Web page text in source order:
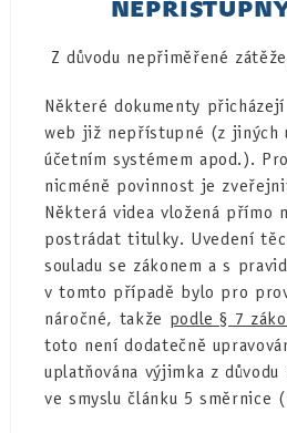
Z důvodu nepřiměřené
Některé dokumenty
web již nepřístupné (z jiných
účetním systémem apod.).
nicméně povinnost je
Některá videa vložená přímo
postrádat titulky. Uvedení
souladu se zákonem a s
v tomto případě bylo pro
náročné, takže podle § 7
toto není dodatečně
uplatňována výjimka z
ve smyslu článku 5 směrnice